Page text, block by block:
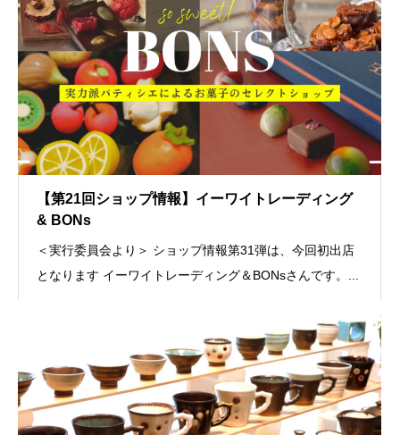
【第21回ショップ情報】イーワイトレーディング
& BONs
＜実行委員会より＞ ショップ情報第31弾は、今回初出店
となります イーワイトレーディング＆BONsさんです。...